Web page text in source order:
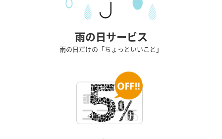
雨の日サービス
雨の日だけの「ちょっといいこと」